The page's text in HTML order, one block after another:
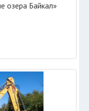
озера Байкал»